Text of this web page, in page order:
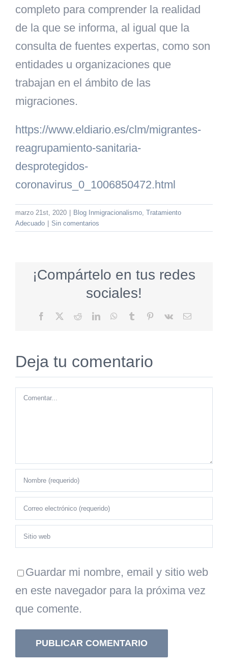
completo para comprender la realidad
de la que se informa, al igual que la
consulta de fuentes expertas, como son
entidades u organizaciones que
trabajan en el ámbito de las
migraciones.
https://www.eldiario.es/clm/migrantes-
reagrupamiento-sanitaria-
desprotegidos-
coronavirus_0_1006850472.html
marzo 21st, 2020 Blog Inmigracionalismo, Tratamiento
Adecuado
Sin comentarios
¡Compártelo en tus redes
sociales!
Facebook RedditLinkedInWhatsApp
Tumblr Pinterest
Vk
Correo
Deja tu comentario
Comentar
Guardar mi nombre, email y sitio web
en este navegador para la próxima vez
que comente.